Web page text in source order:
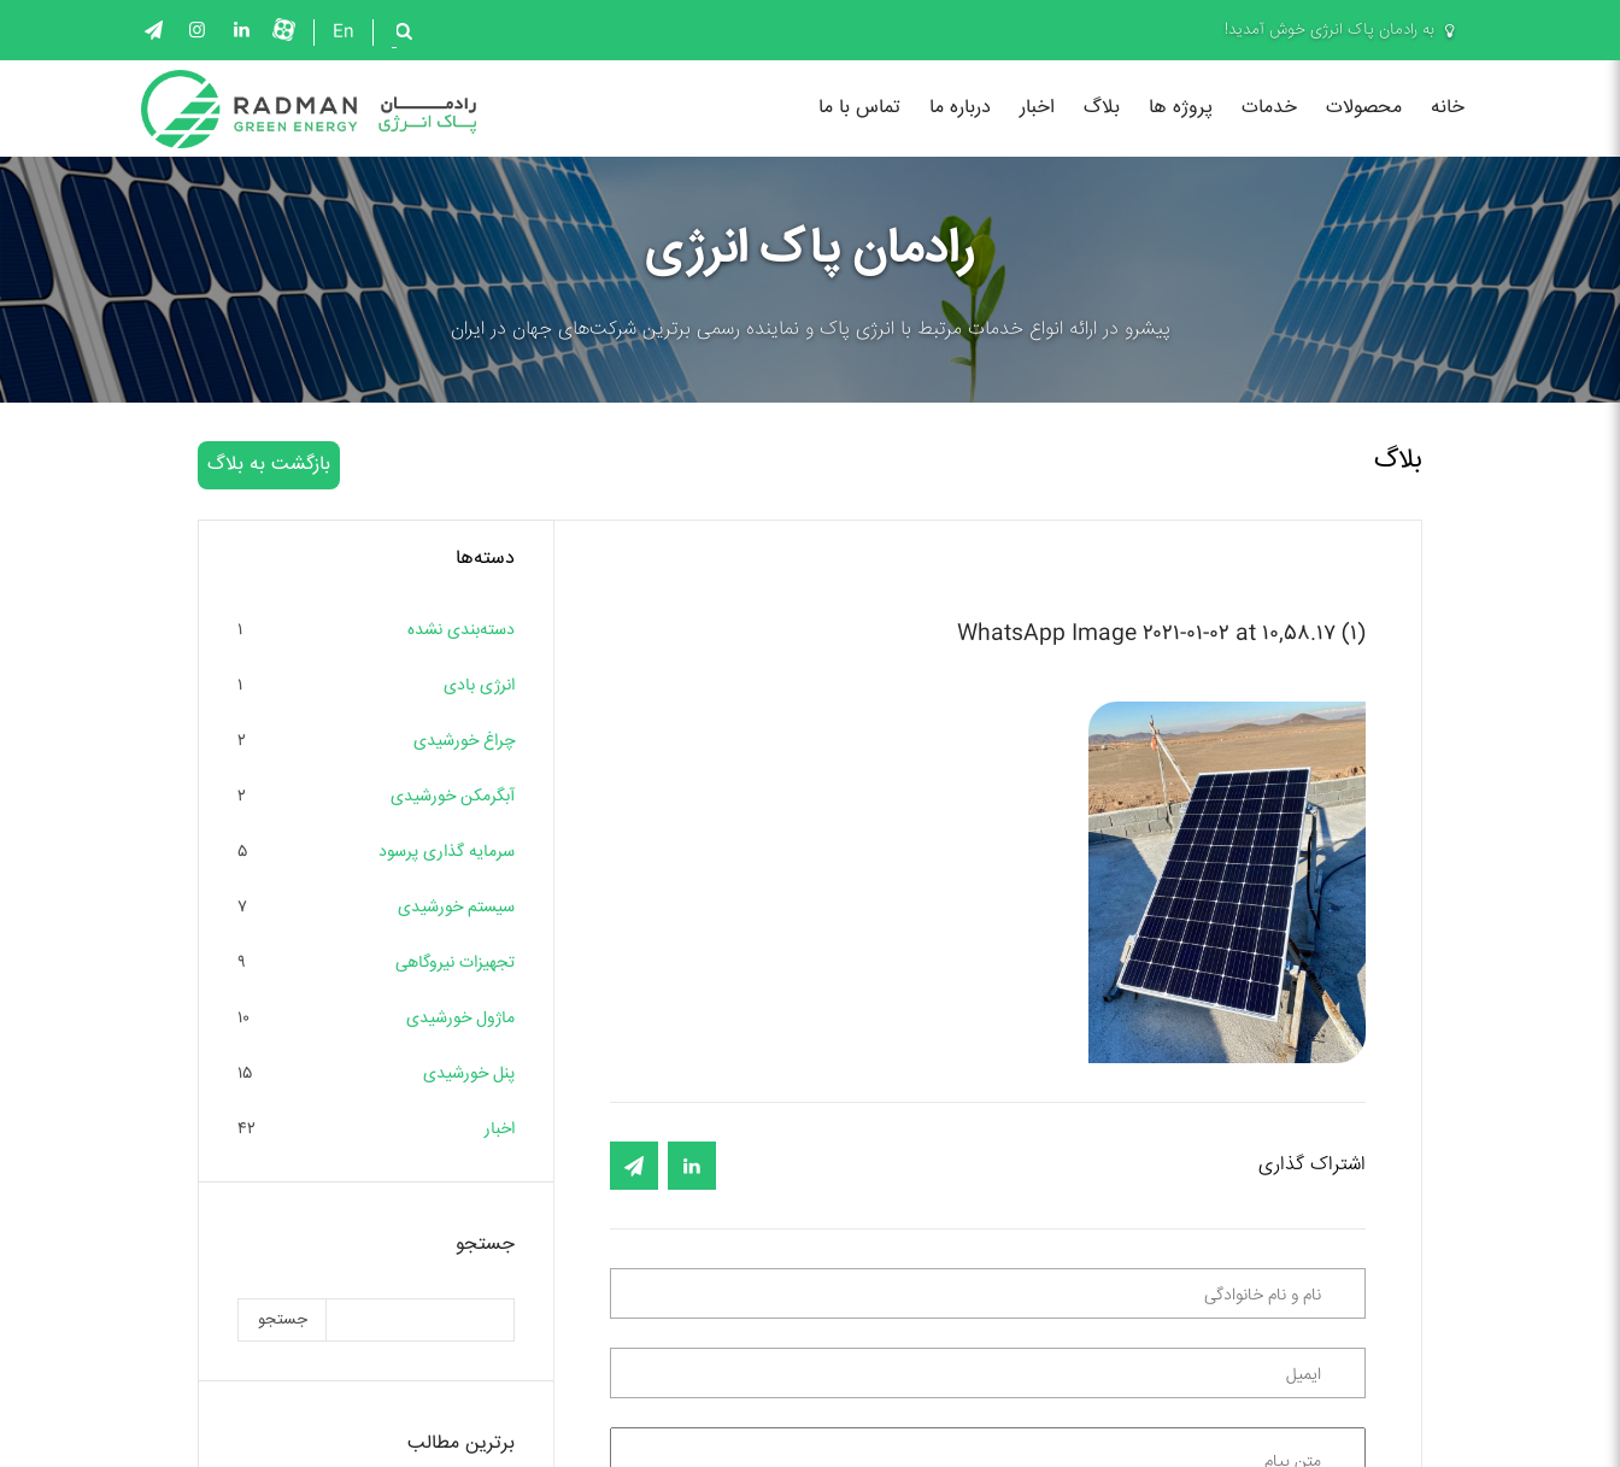
به رادمان پاک انرژی خوش آمدید! En
خانه محصولات خدمات پروژه ها بلاگ اخبار درباره ما تماس با ما
رادمان پاک انرژی
پیشرو در ارائه انواع خدمات مرتبط با انرژی پاک و نماینده رسمی برترین شرکت‌های جهان در ایران
بلاگ بازگشت به بلاگ
WhatsApp Image ۲۰۲۱-۰۱-۰۲ at ۱۰,۵۸.۱۷ (۱)
اشتراک گذاری
دسته‌ها
دسته‌بندی نشده ۱
انرژی بادی ۱
چراغ خورشیدی ۲
آبگرمکن خورشیدی ۲
سرمایه گذاری پرسود ۵
سیستم خورشیدی ۷
تجهیزات نیروگاهی ۹
ماژول خورشیدی ۱۰
پنل خورشیدی ۱۵
اخبار ۴۲
جستجو
جستجو
برترین مطالب